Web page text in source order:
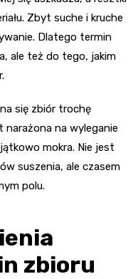
Zbyt suche i kruche
Dlatego termin
ale też do tego, jakim
się zbiór trochę
na wyleganie
mokra. Nie jest
suszenia, ale czasem
polu.
zbioru